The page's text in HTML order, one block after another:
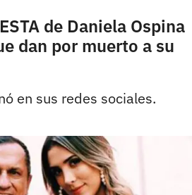
de Daniela Ospina
dan por muerto a su
en sus redes sociales.